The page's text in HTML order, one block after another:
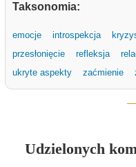
Taksonomia:
emocje introspekcja
przesłonięcie
refleksja
ukryte aspekty
zaćmienie
Udzielonych